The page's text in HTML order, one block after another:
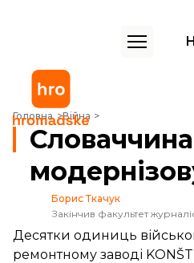
Головна Війна
Словаччина не тільки
Борис Ткачук
Закінчив факультет
Десятки одиниць
ремонтному заводі